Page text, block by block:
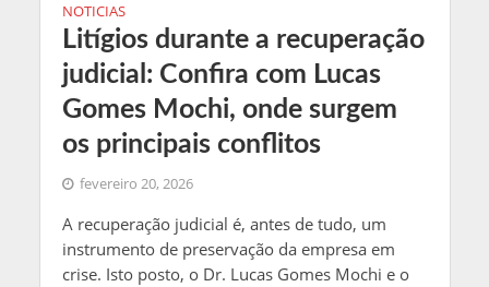
NOTICIAS
Litígios durante a recuperação
judicial: Confira com Lucas
Gomes Mochi, onde surgem
os principais conflitos
fevereiro 20, 2026
A recuperação judicial é, antes de tudo, um
instrumento de preservação da empresa em
crise. Isto posto, o Dr. Lucas Gomes Mochi e o